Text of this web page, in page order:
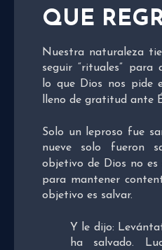
QUE
Nuestra naturaleza
seguir “rituales” para
lo que Dios nos pide
lleno de gratitud ante
Solo un leproso fue
nueve solo fueron
objetivo de Dios no es
para mantener
objetivo es salvar.
Y le dijo:
ha salvado.